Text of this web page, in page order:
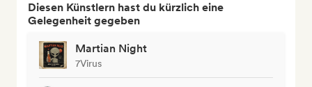
Diesen Künstlern hast du kürzlich eine
Gelegenheit gegeben
Martian Night
7Virus